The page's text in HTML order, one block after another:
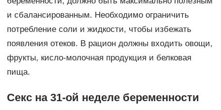
и сбалансированным. Необходимо ограничить
потребление соли и жидкости, чтобы избежать
появления отеков. В рацион должны входить овощи,
фрукты, кисло-молочная продукция и белковая
пища.
Секс на 31-ой неделе беременности